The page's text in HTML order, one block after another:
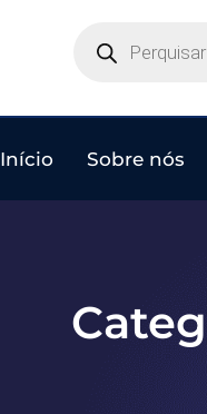
Início Sobre nós